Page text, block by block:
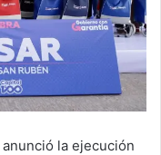
anunció la ejecución